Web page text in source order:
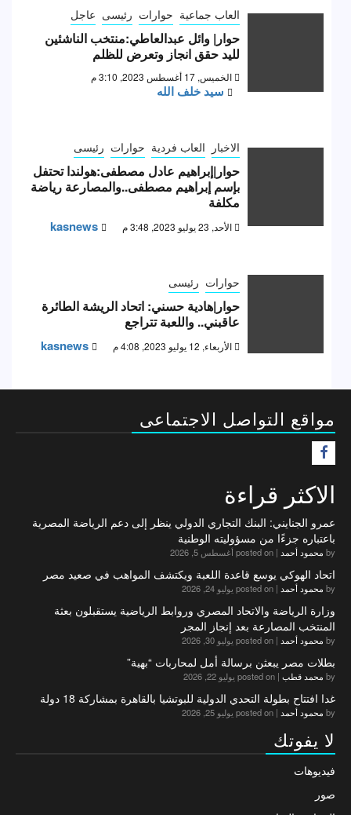
العاب جماعية حوارات رئيسى عاجل
حوار| وائل عبدالعاطي:منتخب الناشئين
لليد حقق انجاز وتعرض للظلم
الخميس, 17 أغسطس 2023, 3:10 م
سيد خلف الله
الاخبار العاب فردية حوارات رئيسى
حوار|إبراهيم عادل مصطفى:هولندا تحتفل
بإسم إبراهيم مصطفى..والمصارعة رياضة
مكلفة
الأحد, 23 يوليو 2023, 3:48 م kasnews
حوارات رئيسى
حوار|هادية حسني: اتحاد الريشة الطائرة
عاقبني.. واللعبة تتراجع
الأربعاء, 12 يوليو 2023, 4:08 م kasnews
مواقع التواصل الاجتماعى
الاكثر قراءة
عمرو الجنايني: البنك التجاري الدولي ينظر إلى دعم الرياضة المصرية
باعتباره جزءًا من مسؤوليته الوطنية
by محمود أحمد | posted on أغسطس 5, 2026
اتحاد الهوكي يوسع قاعدة اللعبة ويكتشف المواهب في صعيد مصر
by محمود أحمد | posted on يوليو 24, 2026
وزارة الرياضة والاتحاد المصري وروابط الرياضية يستقبلون بعثة
المنتخب المصارعة بعد إنجاز المجر
by محمود أحمد | posted on يوليو 30, 2026
بطلات مصر يبعثن برسالة أمل لمحاربات “بهية”
by محمد قطب | posted on يوليو 22, 2026
غدا افتتاح بطولة التحدي الدولية للبوتشيا بالقاهرة بمشاركة 18 دولة
by محمود أحمد | posted on يوليو 25, 2026
لا يفوتك
فيديوهات
صور